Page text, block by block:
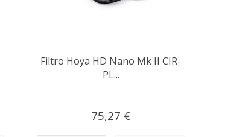
Filtro Hoya HD Nano Mk II CIR-
PL...
75,27 €